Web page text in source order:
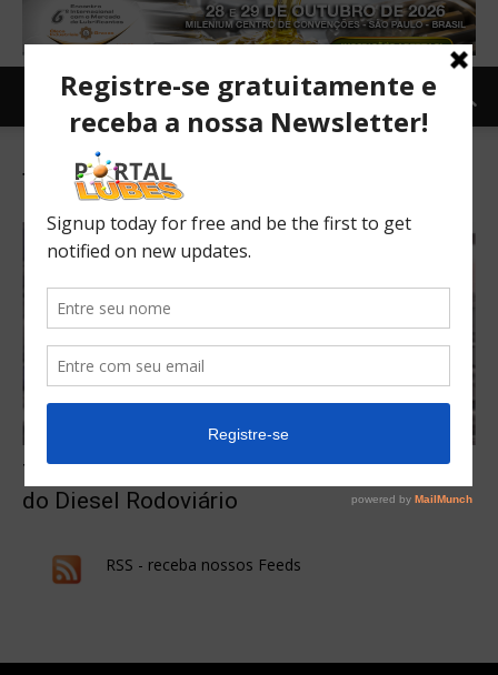
Tag: combustível contaminado
Técnicas simples para evitar contaminação
do Diesel Rodoviário
RSS - receba nossos Feeds